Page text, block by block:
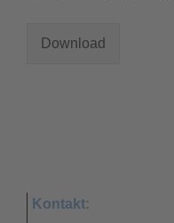
Download
Kontakt: